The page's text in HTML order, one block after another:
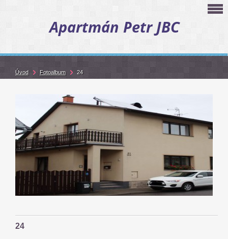
Apartmán Petr JBC
24
Úvod Fotoalbum 24